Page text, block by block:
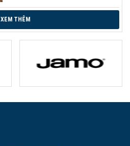
XEM THÊM